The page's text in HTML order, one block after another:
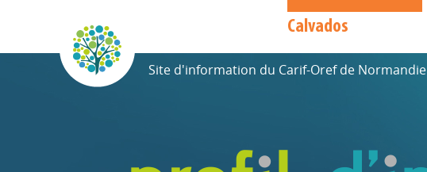
Calvados
Site d'information du Carif-Oref de Normandie